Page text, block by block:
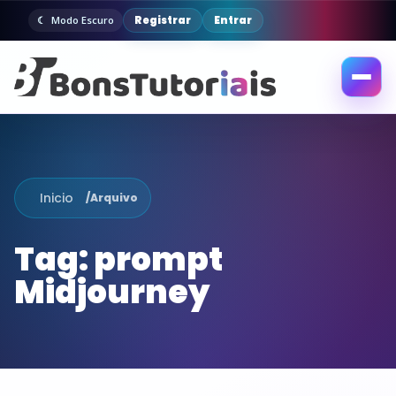
Modo Escuro Registrar Entrar
Abrir
Inicio /Arquivo
Tag:prompt
Midjourney